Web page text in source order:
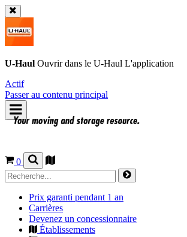
U-Haul Ouvrir dans le U-Haul L'application
Actif
Passer au contenu principal
0
Prix garanti pendant 1 an
Carrières
Devenez un concessionnaire
Établissements